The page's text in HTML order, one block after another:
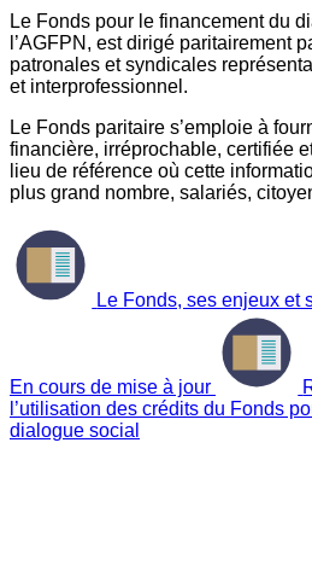
Le Fonds pour le financement du
l’AGFPN, est dirigé paritairement
patronales et syndicales
et interprofessionnel.
Le Fonds paritaire s’emploie à
financière, irréprochable, certifiée
lieu de référence où cette
plus grand nombre, salariés,
Le Fonds, ses enjeux et
En cours de mise à jour
l’utilisation des crédits du Fonds
dialogue social